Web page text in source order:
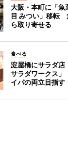
大阪・本町に「魚
目 みつい」移転
ら取り寄せる
食べる
淀屋橋にサラダ店
サラダワークス
イパの両立目指す